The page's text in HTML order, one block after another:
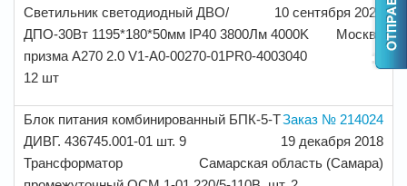
10 сентября 2021
Москва
Светильник светодиодный ДВО/
ДПО-30Вт 1195*180*50мм IP40 3800Лм 4000K
призма А270 2.0 V1-A0-00270-01PR0-4003040
12 шт
Заказ № 214024
19 декабря 2018
Самарская область (Самара)
Блок питания комбинированный БПК-5-Т
ДИВГ. 436745.001-01 шт. 9
Трансформатор